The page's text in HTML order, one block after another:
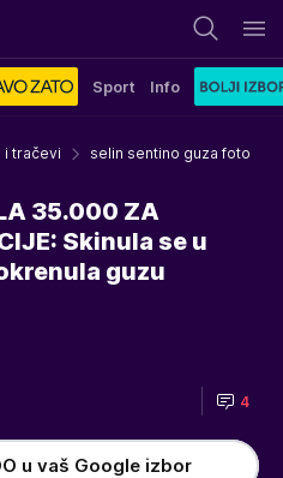
Sport Info
i tračevi selin sentino guza foto
35.000 ZA
Skinula se u
guzu
4
u vaš Google izbor